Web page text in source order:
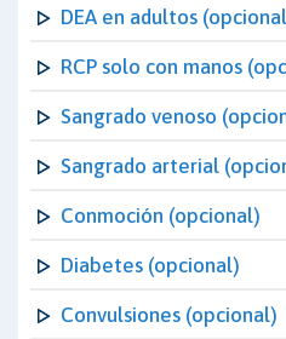
DEA en adultos
RCP solo con manos
Sangrado venoso
Sangrado arterial
Conmoción (opcional)
Diabetes (opcional)
Convulsiones (opcional)